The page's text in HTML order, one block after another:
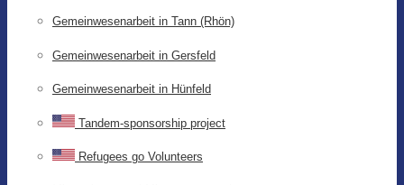
Gemeinwesenarbeit in Tann (Rhön)
Gemeinwesenarbeit in Gersfeld
Gemeinwesenarbeit in Hünfeld
Tandem-sponsorship project
Refugees go Volunteers